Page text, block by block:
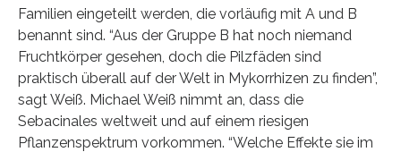
Familien eingeteilt werden, die vorläufig mit A und B
benannt sind. “Aus der Gruppe B hat noch niemand
Fruchtkörper gesehen, doch die Pilzfäden sind
praktisch überall auf der Welt in Mykorrhizen zu finden”,
sagt Weiß. Michael Weiß nimmt an, dass die
Sebacinales weltweit und auf einem riesigen
Pflanzenspektrum vorkommen. “Welche Effekte sie im